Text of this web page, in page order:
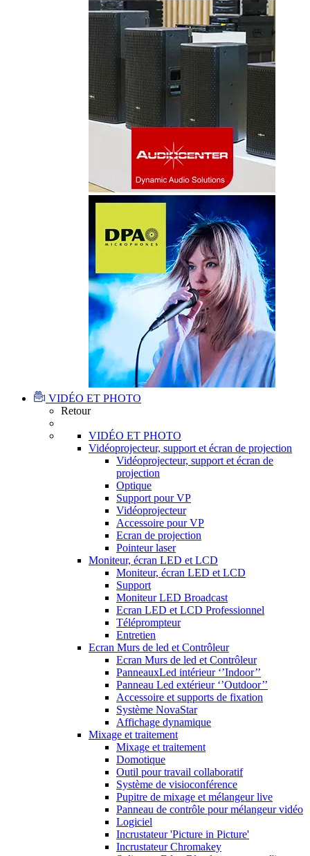
VIDÉO ET PHOTO
Retour
VIDÉO ET PHOTO
Vidéoprojecteur, support et écran de projection
Vidéoprojecteur, support et écran de
projection
Optique
Support pour VP
Vidéoprojecteur
Accessoire pour VP
Ecran de projection
Pointeur laser
Moniteur, écran LED et LCD
Moniteur, écran LED et LCD
Support
Moniteur LED Broadcast
Ecran LED et LCD Professionnel
Téléprompteur
Entretien
Ecran Murs de led et Contrôleur
Ecran Murs de led et Contrôleur
PanneauxLed intérieur ‘’Indoor’’
Panneau Led extérieur ‘’Outdoor’’
Accessoire et supports de fixation
Système NovaStar
Affichage dynamique
Mixage et traitement
Mixage et traitement
Domotique
Outil pour travail collaboratif
Système de visioconférence
Pupitre de mixage et mélangeur live
Panneau de contrôle pour mélangeur vidéo
Logiciel
Incrustateur 'Picture in Picture'
Incrustateur Chromakey